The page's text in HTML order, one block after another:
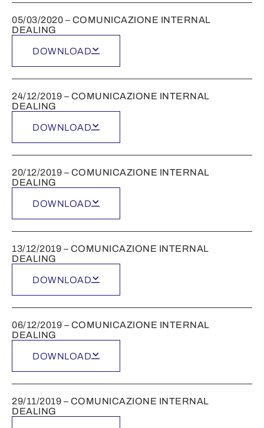
05/03/2020 – COMUNICAZIONE INTERNAL
DEALING
DOWNLOAD
24/12/2019 – COMUNICAZIONE INTERNAL
DEALING
DOWNLOAD
20/12/2019 – COMUNICAZIONE INTERNAL
DEALING
DOWNLOAD
13/12/2019 – COMUNICAZIONE INTERNAL
DEALING
DOWNLOAD
06/12/2019 – COMUNICAZIONE INTERNAL
DEALING
DOWNLOAD
29/11/2019 – COMUNICAZIONE INTERNAL
DEALING